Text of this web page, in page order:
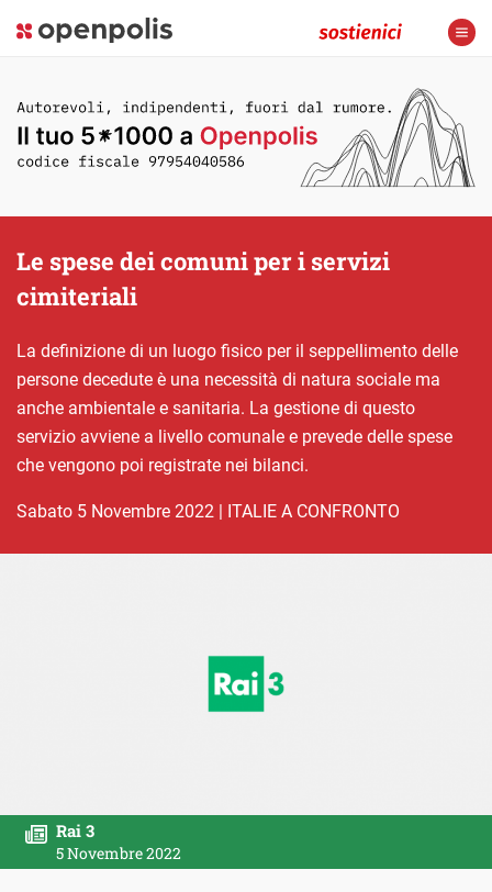
Le spese dei comuni per i servizi
cimiteriali
La definizione di un luogo fisico per il seppellimento delle
persone decedute è una necessità di natura sociale ma
anche ambientale e sanitaria. La gestione di questo
servizio avviene a livello comunale e prevede delle spese
che vengono poi registrate nei bilanci.
sabato 5 Novembre 2022 | ITALIE A CONFRONTO
Rai 3
5 Novembre 2022